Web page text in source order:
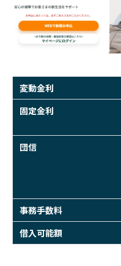
変動金利
固定金利
団信
事務手数料
借入可能額